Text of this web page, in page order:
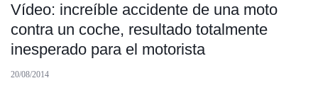
Vídeo: increíble accidente de una moto
contra un coche, resultado totalmente
inesperado para el motorista
20/08/2014